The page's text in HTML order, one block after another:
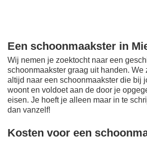
Een schoonmaakster in
Wij nemen je zoektocht naar een
schoonmaakster graag uit handen. We
altijd naar een schoonmaakster die bij
woont en voldoet aan de door je
eisen. Je hoeft je alleen maar in te
dan vanzelf!
Kosten voor een